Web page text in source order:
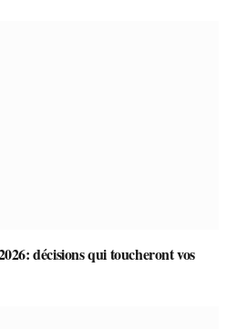
décisions qui toucheront vos